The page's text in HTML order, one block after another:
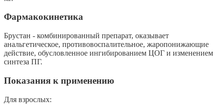
Фармакокинетика
Брустан - комбинированный препарат, оказывает
анальгетическое, противовоспалительное, жаропонижающие
действие, обусловленное ингибированием ЦОГ и изменением
синтеза ПГ.
Показания к применению
Для взрослых: